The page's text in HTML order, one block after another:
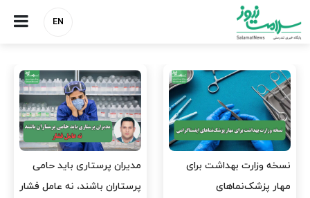
EN
برای
مدیران پرستاری باید حامی
پرستاران باشند، نه عامل فشار
مدیریت سلامت،
آزمون و خطا